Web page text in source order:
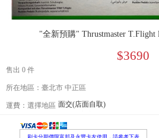
"全新預購" Thrustmaster T.Flight
$3690
售出 0 件
所在地區：臺北市 中正區
運費： 選擇地區 面交(店面自取)
郵寄小包裹
外島郵寄宅配
刷卡分期價限富邦及永豐卡友使用，請參考下表